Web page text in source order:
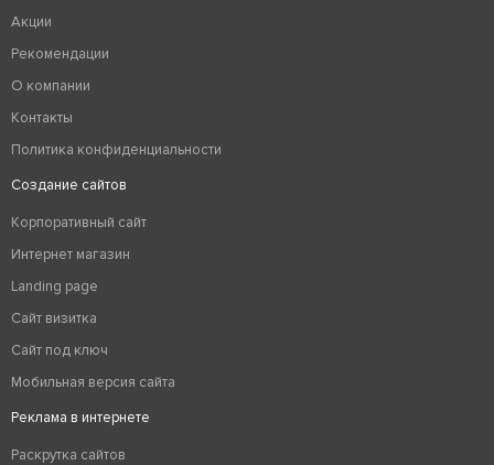
Акции
Рекомендации
О компании
Контакты
Политика конфиденциальности
Создание сайтов
Корпоративный сайт
Интернет магазин
Landing page
Сайт визитка
Сайт под ключ
Мобильная версия сайта
Реклама в интернете
Раскрутка сайтов